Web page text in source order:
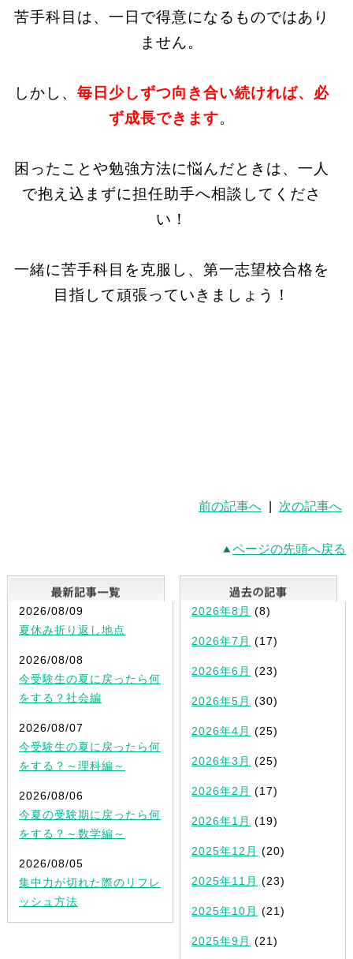
苦手科目は、一日で得意になるものではあり
ません。
しかし、毎日少しずつ向き合い続ければ、必
ず成長できます。
困ったことや勉強方法に悩んだときは、一人
で抱え込まずに担任助手へ相談してくださ
い！
一緒に苦手科目を克服し、第一志望校合格を
目指して頑張っていきましょう！
前の記事へ 次の記事へ
ページの先頭へ戻る
最新記事一覧
2026/08/09
夏休み折り返し地点
2026/08/08
今受験生の夏に戻ったら何
をする？社会編
2026/08/07
今受験生の夏に戻ったら何
をする？～理科編～
2026/08/06
今夏の受験期に戻ったら何
をする？～数学編～
2026/08/05
集中力が切れた際のリフレ
ッシュ方法
2026年8月 (8)
2026年7月 (17)
2026年6月 (23)
2026年5月 (30)
2026年4月 (25)
2026年3月 (25)
2026年2月 (17)
2026年1月 (19)
2025年12月 (20)
2025年11月 (23)
2025年10月 (21)
2025年9月 (21)